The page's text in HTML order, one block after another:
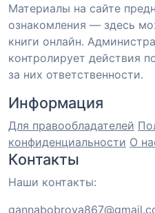
Материалы на сайте
ознакомления — здесь
книги онлайн.
контролирует действия
за них ответственности.
Информация
Для правообладателей
конфиденциальности О
Контакты
Наши контакты: